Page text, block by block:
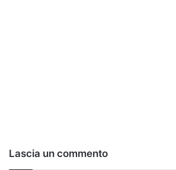
Lascia un commento